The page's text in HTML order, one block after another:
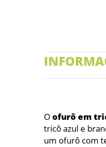
Oofurô em
tricô azul e
um ofurô com